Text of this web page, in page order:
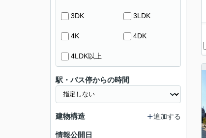
3DK 3LDK
4K 4DK
4LDK以上
駅・バス停からの時間
建物構造 追加する
情報公開日